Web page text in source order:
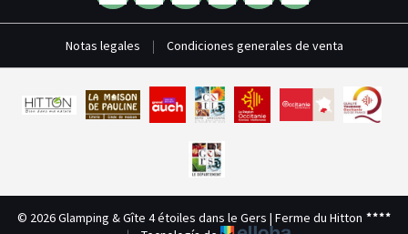
Notas legales | Condiciones generales de venta
© 2026 Glamping & Gîte 4 étoiles dans le Gers | Ferme du Hitton